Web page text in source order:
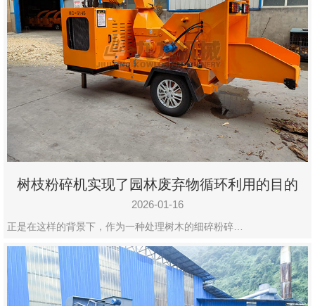
树枝粉碎机实现了园林废弃物循环利用的目的
2026-01-16
正是在这样的背景下，作为一种处理树木的细碎粉碎…